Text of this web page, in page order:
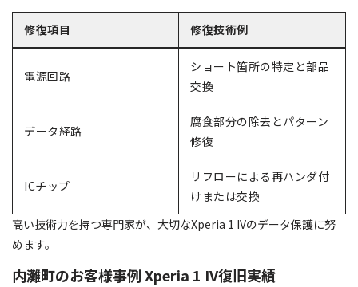
修復項目 修復技術例
電源回路
ショート箇所の特定と部品
交換
データ経路
腐食部分の除去とパターン
修復
ICチップ
リフローによる再ハンダ付
けまたは交換
高い技術力を持つ専門家が、大切なXperia 1 IVのデータ保護に努
めます。
内灘町のお客様事例 Xperia 1 IV復旧実績